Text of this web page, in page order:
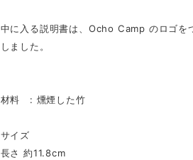
中に入る説明書は、Ocho Camp のロゴを
しました。
材料 : 燻煙した竹
サイズ
長さ 約11.8cm